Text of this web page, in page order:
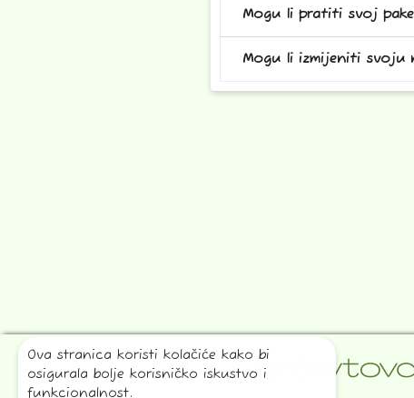
Mogu li pratiti svoj
Mogu li izmijeniti svoju
Ova stranica koristi kolačiće kako bi
osigurala bolje korisničko iskustvo i
funkcionalnost.